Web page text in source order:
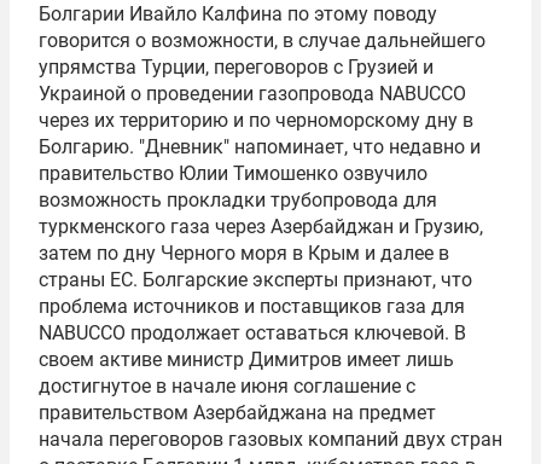
Болгарии Ивайло Калфина по этому поводу
говорится о возможности, в случае дальнейшего
упрямства Турции, переговоров с Грузией и
Украиной о проведении газопровода NABUCCO
через их территорию и по черноморскому дну в
Болгарию. "Дневник" напоминает, что недавно и
правительство Юлии Тимошенко озвучило
возможность прокладки трубопровода для
туркменского газа через Азербайджан и Грузию,
затем по дну Черного моря в Крым и далее в
страны ЕС. Болгарские эксперты признают, что
проблема источников и поставщиков газа для
NABUCCO продолжает оставаться ключевой. В
своем активе министр Димитров имеет лишь
достигнутое в начале июня соглашение с
правительством Азербайджана на предмет
начала переговоров газовых компаний двух стран